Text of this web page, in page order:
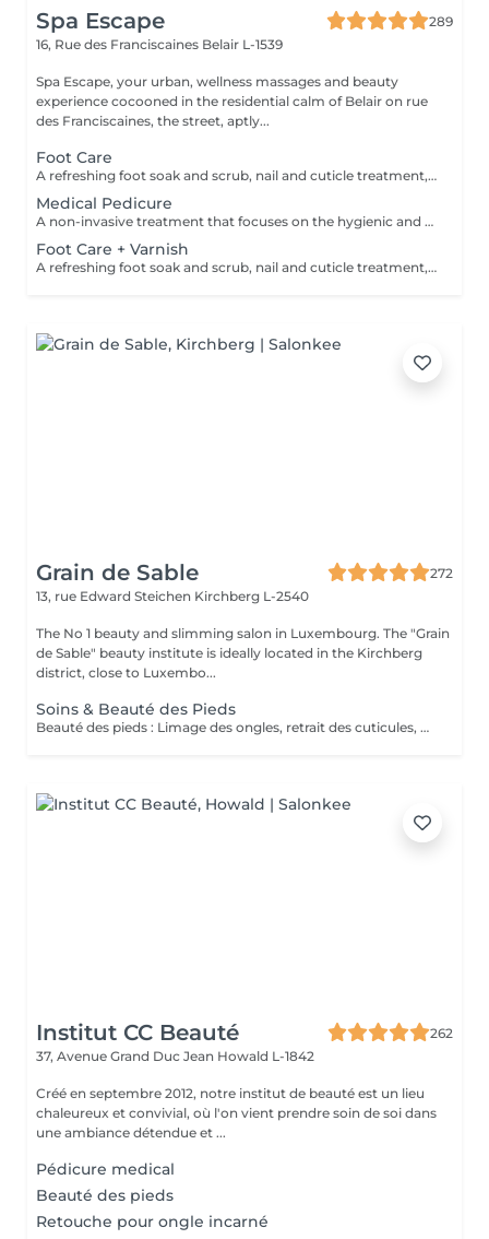
Spa Escape
289
16, Rue des Franciscaines Belair L-1539
Spa Escape, your urban, wellness massages and beauty
experience cocooned in the residential calm of Belair on rue
des Franciscaines, the street, aptly...
Foot Care
A refreshing foot soak and scrub, nail and cuticle treatment, lower leg and foot massage. A feeling of relaxation and calm accentuates this treatment.
Medical Pedicure
A non-invasive treatment that focuses on the hygienic and aesthetic care of the toenails and soles after a complete evaluation of your feet and nails. This treatment is followed by a foot massage.
Foot Care + Varnish
A refreshing foot soak and scrub, nail and cuticle treatment, lower leg and foot massage. A feeling of relaxation and calm accentuates this treatment. This is followed by the application of a nail varnish or semi-permanent of your choice.
Grain de Sable
272
13, rue Edward Steichen Kirchberg L-2540
The No 1 beauty and slimming salon in Luxembourg. The "Grain
de Sable" beauty institute is ideally located in the Kirchberg
district, close to Luxembo...
Soins & Beauté des Pieds
Beauté des pieds : Limage des ongles, retrait des cuticules, utilisation de la râpe pour les callosités et massage avec crème hydratante. Pédicure : Beauté des pieds + traitement des ongles incarnés/infectés + utilisation du bistouri pour les callosités.
Institut CC Beauté
262
37, Avenue Grand Duc Jean Howald L-1842
Créé en septembre 2012, notre institut de beauté est un lieu
chaleureux et convivial, où l'on vient prendre soin de soi dans
une ambiance détendue et ...
Pédicure medical
Beauté des pieds
Retouche pour ongle incarné